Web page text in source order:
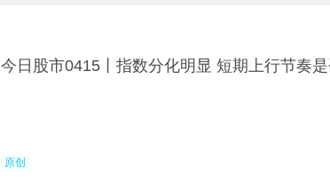
今日股市0415丨指数分化明显 短期上行节奏是
原创